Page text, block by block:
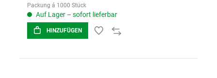
Packung á 1000 Stück
Auf Lager – sofort lieferbar
HINZUFÜGEN